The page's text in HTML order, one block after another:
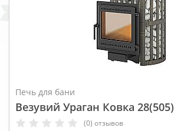
Печь для бани
Везувий Ураган Ковка 28(505)
(0) отзывов